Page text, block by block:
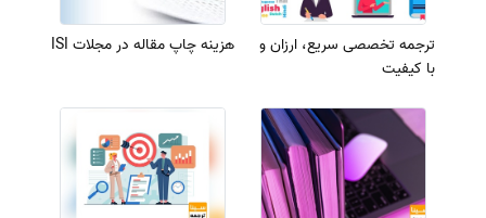
ترجمه تخصصی سریع، ارزان و
با کیفیت
هزینه چاپ مقاله در مجلات ISI